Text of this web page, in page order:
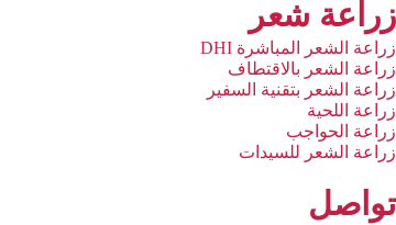
زراعة شعر
زراعة الشعر المباشرة DHI
زراعة الشعر بالاقتطاف
زراعة الشعر بتقنية السفير
زراعة اللحية
زراعة الحواجب
زراعة الشعر للسيدات
تواصل